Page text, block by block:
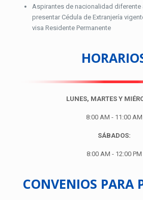
Aspirantes de nacionalidad diferente
presentar Cédula de Extranjería
visa Residente Permanente
LUNES, MARTES Y
8:00 AM - 11:00 AM
SÁBADOS:
8:00 AM - 12:00 PM
CONVENIOS PARA